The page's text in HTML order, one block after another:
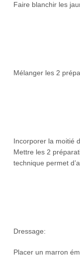
Faire blanchir les
Mélanger les 2
Incorporer la moitié
Mettre les 2
technique permet
Dressage:
Placer un marron